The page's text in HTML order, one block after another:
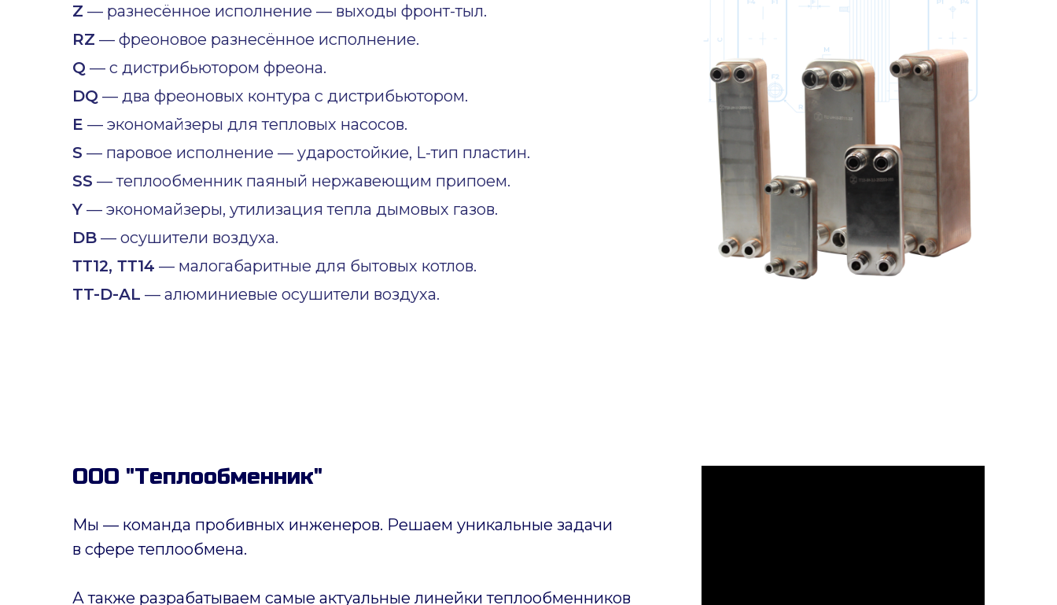
Z — разнесённое исполнение — выходы фронт-тыл.
RZ — фреоновое разнесённое исполнение.
Q — с дистрибьютором фреона.
DQ — два фреоновых контура с дистрибьютором.
E — экономайзеры для тепловых насосов.
S — паровое исполнение — ударостойкие, L-тип пластин.
SS — теплообменник паяный нержавеющим припоем.
Y — экономайзеры, утилизация тепла дымовых газов.
DB — осушители воздуха.
ТТ12, ТТ14 — малогабаритные для бытовых котлов.
TT-D-AL — алюминиевые осушители воздуха.
ООО "Теплообменник"
Мы — команда пробивных инженеров. Решаем уникальные задачи
в сфере теплообмена.
А также разрабатываем самые актуальные линейки теплообменников